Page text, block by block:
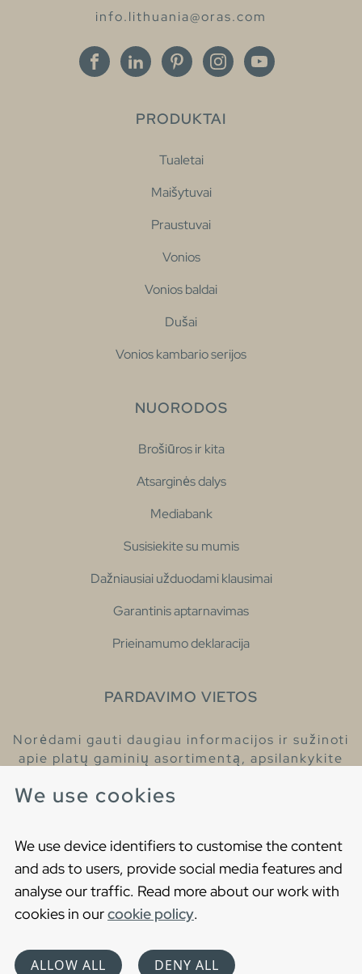
We use cookies
We use device identifiers to customise the content
and ads to users, provide social media features and
analyse our traffic. Read more about our work with
cookies in ourcookie policy.
ALLOW ALL DENY ALL
info.lithuania@oras.com
PRODUKTAI
Tualetai
Maišytuvai
Praustuvai
Vonios
Vonios baldai
Dušai
Vonios kambario serijos
NUORODOS
Brošiūros ir kita
Atsarginės dalys
Mediabank
Susisiekite su mumis
Dažniausiai užduodami klausimai
Garantinis aptarnavimas
Prieinamumo deklaracija
PARDAVIMO VIETOS
Norėdami gauti daugiau informacijos ir sužinoti
apie platų gaminių asortimentą, apsilankykite
Cookies
Privatumo politika